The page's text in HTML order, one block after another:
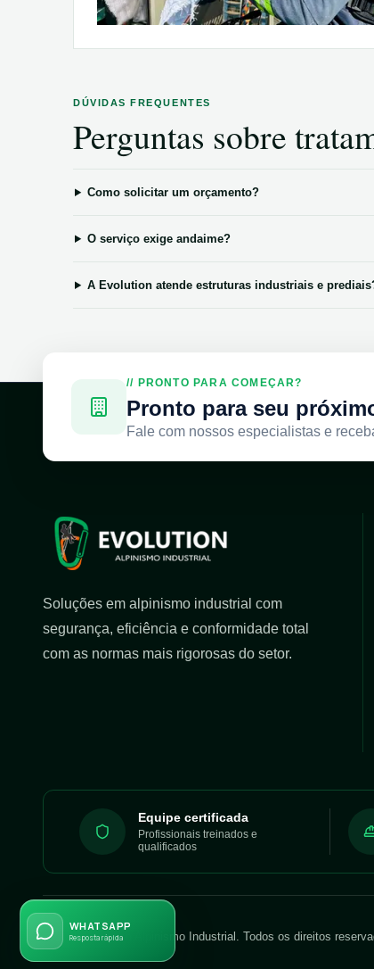
DÚVIDAS FREQUENTES
Perguntas sobre
Como solicitar um orçamento?
O serviço exige andaime?
A Evolution atende estruturas industriais e
// PRONTO PARA COMEÇAR?
Pronto para seu
Fale com nossos especialistas e
Soluções em alpinismo industrial com
segurança, eficiência e conformidade total
com as normas mais rigorosas do setor.
Equipe certificada
Profissionais treinados e
qualificados
© 2026Evolution Alpinismo Industrial. Todos os direitos
WHATSAPP
Resposta rápida